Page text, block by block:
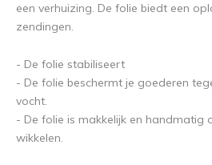
een verhuizing. De folie biedt een
zendingen.
- De folie stabiliseert
- De folie beschermt je goederen
vocht.
- De folie is makkelijk en handmatig
wikkelen.